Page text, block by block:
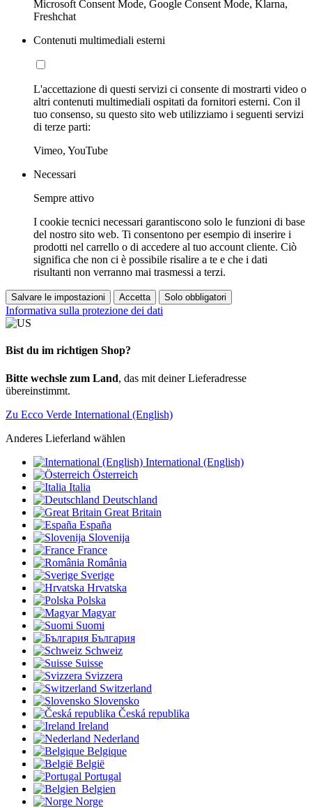
Microsoft Consent Mode, Google Consent Mode, Klarna,
Freshchat
Contenuti multimediali esterni
L'accettazione di questi servizi ci consente di mostrarti video o
altri contenuti multimediali ospitati da fornitori esterni. Con il
tuo consenso, su questo sito web utilizziamo i seguenti servizi
di terze parti:
Vimeo, YouTube
Necessari
Sempre attivo
I cookie tecnici necessari garantiscono solo le funzioni di base
del nostro sito web. Ti consentono per esempio di inserire i
prodotti nel carrello o di accedere al tuo account cliente. Ciò
significa che non ci è possibile risalire a te e che i dati
risultanti non verranno mai trasmessi a terzi.
Salvare le impostazioni Accetta Solo obbligatori
Informativa sulla protezione dei dati
Bist du im richtigen Shop?
Bitte wechsle zum Land, das mit deiner Lieferadresse
übereinstimmt.
Zu Ecco Verde International (English)
Anderes Lieferland wählen
International (English)
Österreich
Italia
Deutschland
Great Britain
España
Slovenija
France
România
Sverige
Hrvatska
Polska
Magyar
Suomi
България
Schweiz
Suisse
Svizzera
Switzerland
Slovensko
Česká republika
Ireland
Nederland
Belgique
België
Portugal
Belgien
Norge